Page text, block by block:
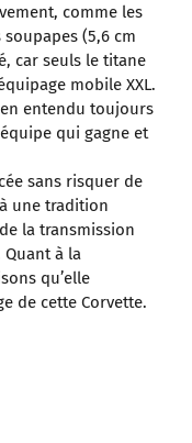
comme les
(5,6 cm
car seuls le titane
mobile XXL.
entendu toujours
qui gagne et
sans risquer de
une tradition
la transmission
à la
qu’elle
de cette Corvette.